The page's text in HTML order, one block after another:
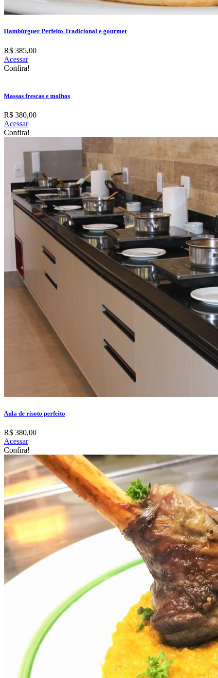
Hambúrguer Perfeito Tradicional e gourmet
R$ 385,00
Acessar
Confira!
Massas frescas e molhos
R$ 380,00
Acessar
Confira!
Aula de risoto perfeito
R$ 380,00
Acessar
Confira!